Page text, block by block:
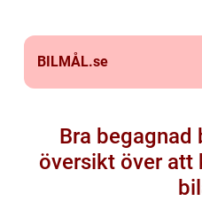
BILMÅL.se
Bra begagnad
översikt över att